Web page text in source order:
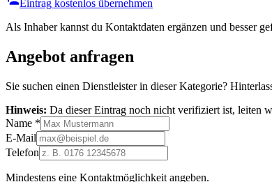
Eintrag kostenlos übernehmen
Als Inhaber kannst du Kontaktdaten ergänzen und besser
Angebot anfragen
Sie suchen einen Dienstleister in dieser Kategorie?
Hinweis: Da dieser Eintrag noch nicht verifiziert ist, leiten
Name *
E-Mail
Telefon
Mindestens eine Kontaktmöglichkeit angeben.